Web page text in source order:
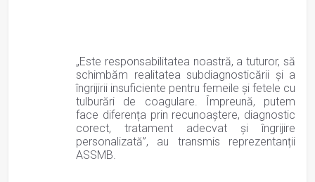
„Este responsabilitatea noastră, a tuturor, să
schimbăm realitatea subdiagnosticării și a
îngrijirii insuficiente pentru femeile și fetele cu
tulburări de coagulare. Împreună, putem
face diferența prin recunoaștere, diagnostic
corect, tratament adecvat și îngrijire
personalizată”, au transmis reprezentanții
ASSMB.